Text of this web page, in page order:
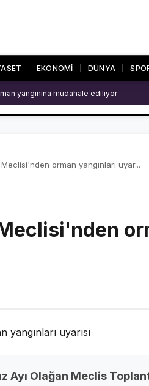
EKONOMİ DÜNYA
SON
VİDEO GALERİ
yangınına müdahale ediliyor
orman yangınları uyar...
Olağan Meclis